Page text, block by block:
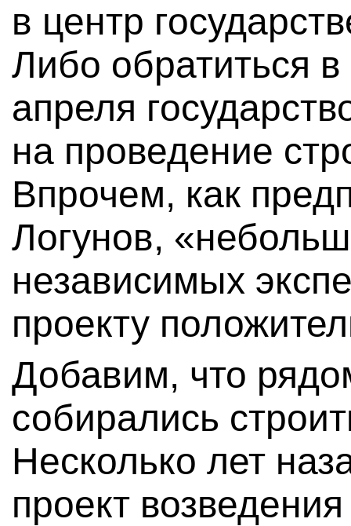
в центр
Либо обратиться
апреля
на проведение
Впрочем, как
Логунов,
независимых
проекту
Добавим, что
собирались
Несколько лет
проект